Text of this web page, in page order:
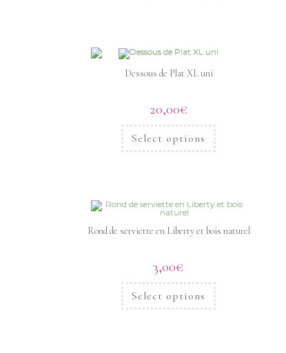
Dessous de Plat XL uni
20,00€
Select options
Rond de serviette en Liberty et bois naturel
3,00€
Select options